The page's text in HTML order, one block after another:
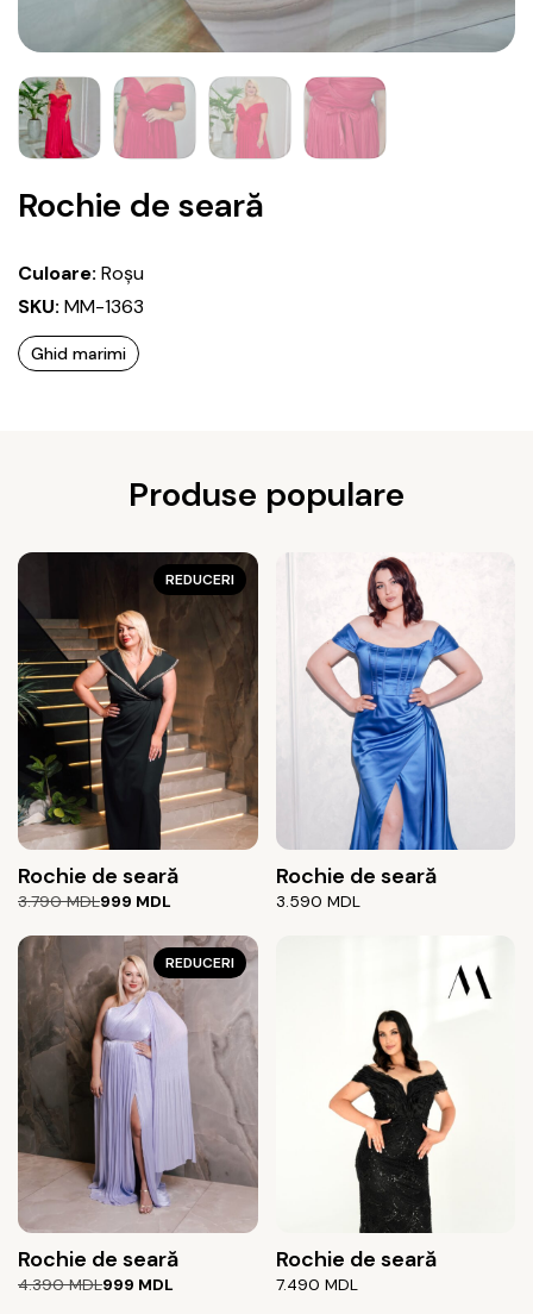
Rochie de seară
Culoare: Roșu
SKU: MM-1363
Ghid marimi
Produse populare
REDUCERI
Rochie de seară
3.790MDL
Prețul
a
fost:
3.790 MDL.
999 MDL
Prețul
este:
999 MDL.
Rochie de seară
3.590 MDL
REDUCERI
Rochie de seară
4.390MDL
Prețul
999 MDL
Prețul
Rochie de seară
7.490 MDL